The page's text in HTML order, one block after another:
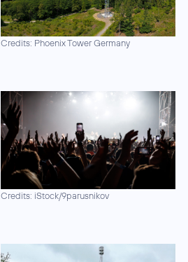
Credits: Phoenix Tower Germany
Credits: iStock/9parusnikov